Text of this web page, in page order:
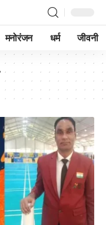
मनोरंजन धर्म जीवनी